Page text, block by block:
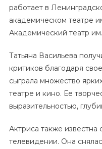
работает в
академическом театре
Академический театр
Татьяна Васильева
критиков благодаря
сыграла множество
театре и кино. Ее
выразительностью,
Актриса также
телевидении. Она